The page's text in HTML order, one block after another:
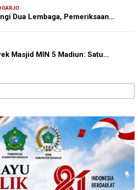
Dua Lembaga, Pemeriksaan…
Masjid MIN 5 Madiun: Satu…